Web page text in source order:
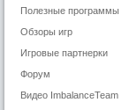
Полезные программы
Обзоры игр
Игровые партнерки
Форум
Видео ImbalanceTeam